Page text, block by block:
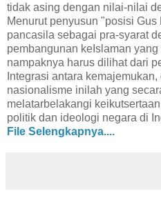
tidak asing dengan nilai-nilai
Menurut penyusun "posisi
pancasila sebagai pra-syarat
pembangunan keIslaman
nampaknya harus dilihat dari
Integrasi antara
nasionalisme inilah yang
melatarbelakangi
politik dan ideologi negara di
File Selengkapnya....